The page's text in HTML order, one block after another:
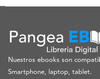
Nuestros ebooks son
Smartphone, laptop, tablet.